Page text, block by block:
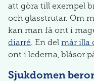
att göra till exempel
och glasstrutar. Om
kan man få ont i
diarré. En del mår illa
ont i lederna, blåsor
Sjukdomen